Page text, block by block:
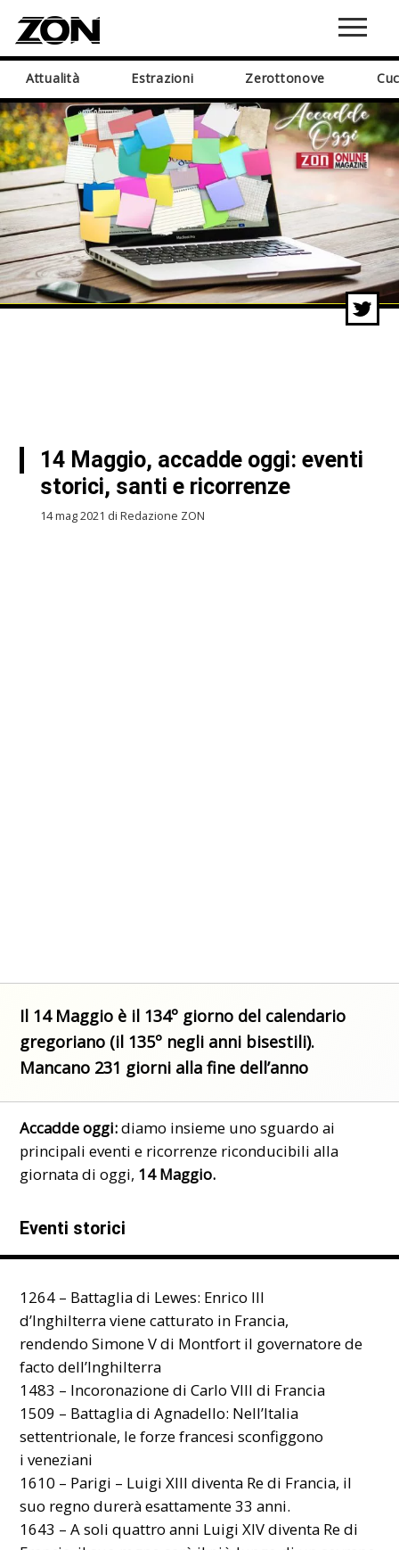
Attualità Estrazioni Zerottonove
14 Maggio, accadde oggi: eventi
storici, santi e ricorrenze
14 mag 2021 di Redazione ZON
Il 14 Maggio è il 134º giorno del calendario
gregoriano (il 135º negli anni bisestili).
Mancano 231 giorni alla fine dell’anno
Accadde oggi:diamo insieme uno sguardo ai
principali eventi e ricorrenze riconducibili alla
giornata di oggi, 14 Maggio.
Eventi storici
1264 – Battaglia di Lewes: Enrico III
d’Inghilterra viene catturato in Francia,
rendendo Simone V di Montfort il governatore de
facto dell’Inghilterra
1483 – Incoronazione di Carlo VIII di Francia
1509 – Battaglia di Agnadello: Nell’Italia
settentrionale, le forze francesi sconfiggono
i veneziani
1610 – Parigi – Luigi XIII diventa Re di Francia, il
suo regno durerà esattamente 33 anni.
1643 – A soli quattro anni Luigi XIV diventa Re di